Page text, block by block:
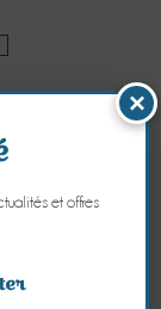
×
et offres